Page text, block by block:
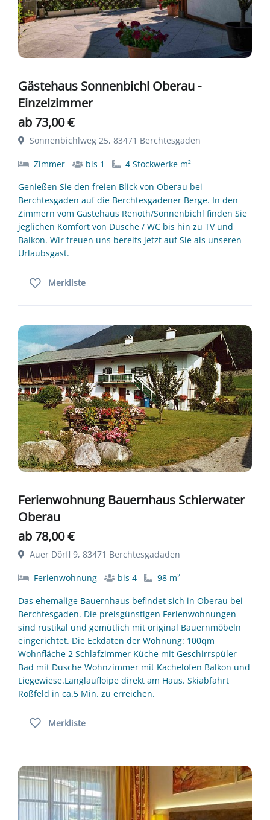
Gästehaus Sonnenbichl Oberau -
Einzelzimmer
ab 73,00 €
Sonnenbichlweg 25, 83471 Berchtesgaden
Zimmer bis 1
4 Stockwerke m²
Genießen Sie den freien Blick von Oberau bei
Berchtesgaden auf die Berchtesgadener Berge. In den
Zimmern vom Gästehaus Renoth/Sonnenbichl finden Sie
jeglichen Komfort von Dusche / WC bis hin zu TV und
Balkon. Wir freuen uns bereits jetzt auf Sie als unseren
Urlaubsgast.
Merkliste
Ferienwohnung Bauernhaus Schierwater
Oberau
ab 78,00 €
Auer Dörfl 9, 83471 Berchtesgadaden
Ferienwohnung bis 4
98 m²
Das ehemalige Bauernhaus befindet sich in Oberau bei
Berchtesgaden. Die preisgünstigen Ferienwohnungen
sind rustikal und gemütlich mit original Bauernmöbeln
eingerichtet. Die Eckdaten der Wohnung: 100qm
Wohnfläche 2 Schlafzimmer Küche mit Geschirrspüler
Bad mit Dusche Wohnzimmer mit Kachelofen Balkon und
Liegewiese.Langlaufloipe direkt am Haus. Skiabfahrt
Roßfeld in ca.5 Min. zu erreichen.
Merkliste